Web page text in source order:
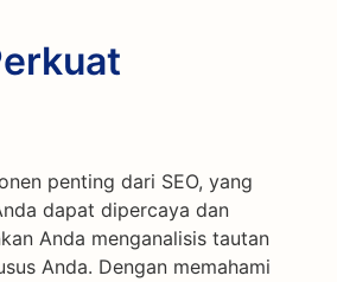
penting dari SEO, yang
dapat dipercaya dan
Anda menganalisis tautan
Anda. Dengan memahami